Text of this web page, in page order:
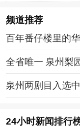
频道推荐
百年番仔楼里的
全省唯一 泉州梨
泉州两剧目入选
24小时新闻排行